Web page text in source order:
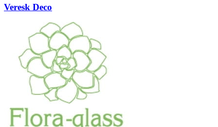
Veresk Deco